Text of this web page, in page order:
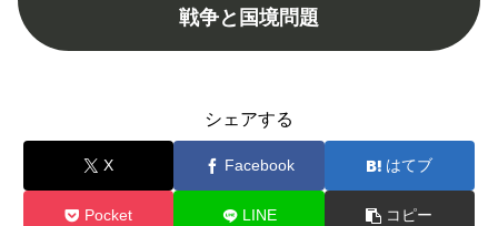
戦争と国境問題
シェアする
X Facebook はてブ
Pocket LINE コピー